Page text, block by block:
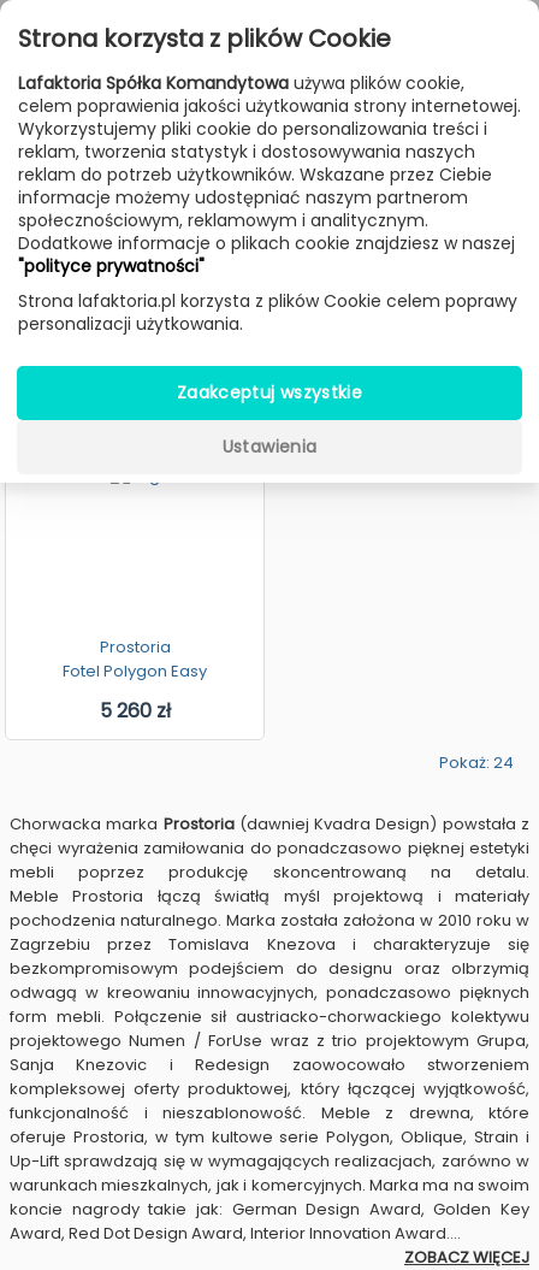
Przejdź do treści
FILTROWANIE & SORTOWANIE
Meble Producenci Prostoria
Meble Prostoria
Prostoria
Fotel Polygon Easy
5 260 zł
Pokaż: 24
Chorwacka marka Prostoria(dawniej Kvadra Design) powstała z
chęci wyrażenia zamiłowania do ponadczasowo pięknej estetyki
mebli poprzez produkcję skoncentrowaną na detalu.
Meble Prostoria łączą światłą myśl projektową i materiały
pochodzenia naturalnego. Marka została założona w 2010 roku w
Zagrzebiu przez Tomislava Knezova i charakteryzuje się
bezkompromisowym podejściem do designu oraz olbrzymią
odwagą w kreowaniu innowacyjnych, ponadczasowo pięknych
form mebli. Połączenie sił austriacko-chorwackiego kolektywu
projektowego Numen / ForUse wraz z trio projektowym Grupa,
Sanja Knezovic i Redesign zaowocowało stworzeniem
kompleksowej oferty produktowej, który łączącej wyjątkowość,
funkcjonalność i nieszablonowość. Meble z drewna, które
oferuje Prostoria, w tym kultowe serie Polygon, Oblique, Strain i
Up-Lift sprawdzają się w wymagających realizacjach, zarówno w
warunkach mieszkalnych, jak i komercyjnych. Marka ma na swoim
koncie nagrody takie jak: German Design Award, Golden Key
Award, Red Dot Design Award, Interior Innovation Award....
ZOBACZ WIĘCEJ
Strona korzysta z plików Cookie
Lafaktoria Spółka Komandytowa używa plików cookie,
celem poprawienia jakości użytkowania strony internetowej.
Wykorzystujemy pliki cookie do personalizowania treści i
reklam, tworzenia statystyk i dostosowywania naszych
reklam do potrzeb użytkowników. Wskazane przez Ciebie
informacje możemy udostępniać naszym partnerom
społecznościowym, reklamowym i analitycznym.
Dodatkowe informacje o plikach cookie znajdziesz w naszej
"polityce prywatności"
Strona lafaktoria.pl korzysta z plików Cookie celem poprawy
personalizacji użytkowania.
Zaakceptuj wszystkie
Ustawienia